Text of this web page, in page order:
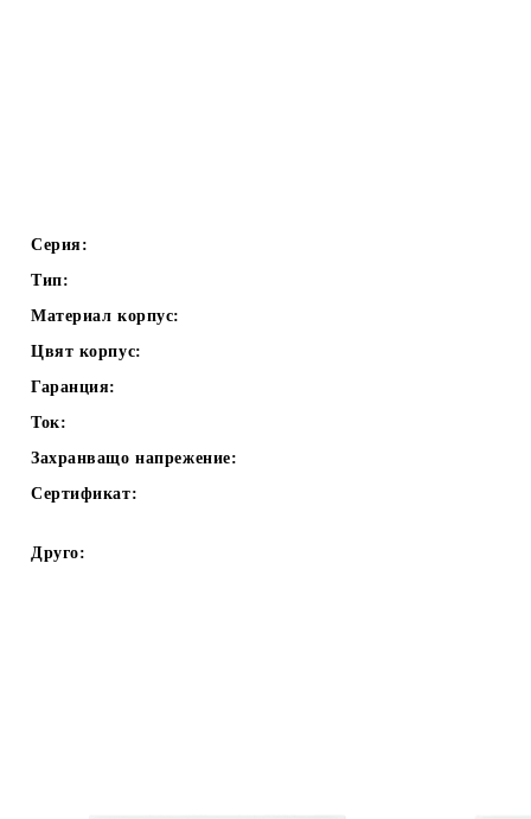
Серия:
Тип:
Материал корпус:
Цвят корпус:
Гаранция:
Ток:
Захранващо напрежение:
Сертификат:
Друго: